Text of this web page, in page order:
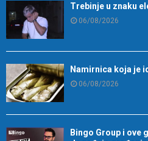
Trebinje u znaku
06/08/2026
Namirnica koja je
06/08/2026
Bingo Group i ove